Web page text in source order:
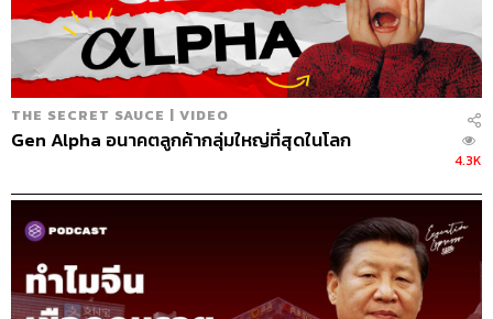
นครินทร์ วนกิจไพบูลย์
บรรณาธิการบริหาร สำนักข่าว THE
STANDARD วิทยากรด้านสื่อและการทำคอน
เทนต์ออนไลน์
THE SECRET SAUCE | VIDEO
Gen Alpha อนาคตลูกค้ากลุ่มใหญ่ที่สุดในโลก
4.3K